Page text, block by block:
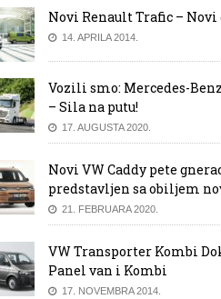
Novi Renault Trafic –
14. APRILA 2014.
Vozili smo: Mercedes-
– Sila na putu!
17. AUGUSTA 2020.
Novi VW Caddy pete
predstavljen sa obiljem
21. FEBRUARA 2020.
VW Transporter Kombi
Panel van i Kombi
17. NOVEMBRA 2014.